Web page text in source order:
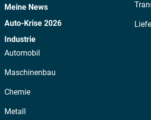
Meine News
Auto-Krise 2026
Industrie
Automobil
Maschinenbau
Chemie
Metall